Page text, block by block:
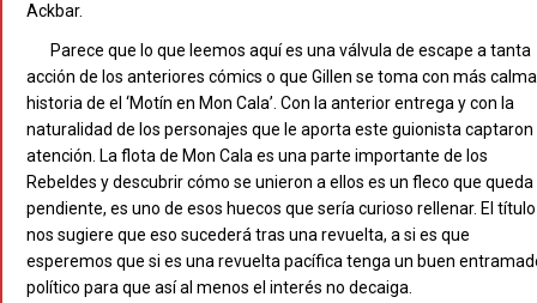
Ackbar.
Parece que lo que leemos aquí es una válvula de escape a tanta
acción de los anteriores cómics o que Gillen se toma con más
historia de el ‘Motín en Mon Cala’. Con la anterior entrega y con la
naturalidad de los personajes que le aporta este guionista captaron
atención. La flota de Mon Cala es una parte importante de los
Rebeldes y descubrir cómo se unieron a ellos es un fleco que queda
pendiente, es uno de esos huecos que sería curioso rellenar. El título
nos sugiere que eso sucederá tras una revuelta, a si es que
esperemos que si es una revuelta pacífica tenga un buen
político para que así al menos el interés no decaiga.